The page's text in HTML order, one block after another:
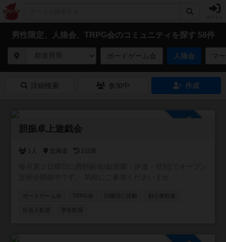
男性限定、人狼会、TRPG会のコミュニティを探す 58件
ボードゲーム会 人狼会 マ
詳細検索 参加中 作成
胆振卓上遊戯会
1人 北海道 2日前
ボードゲーム会 TRPG会 初心者歓迎
社会人歓迎 学生歓迎